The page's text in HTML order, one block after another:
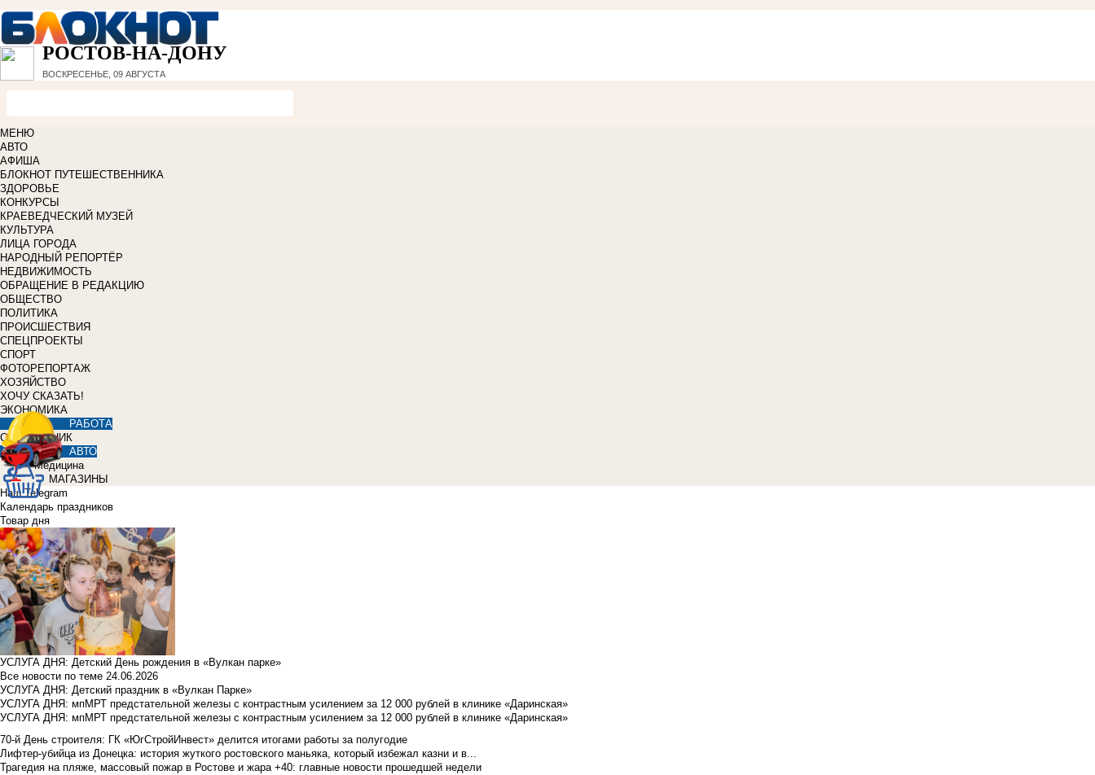
РОСТОВ-НА-ДОНУ
ВОСКРЕСЕНЬЕ, 09 АВГУСТА
МЕНЮ
АВТО
АФИША
БЛОКНОТ ПУТЕШЕСТВЕННИКА
ЗДОРОВЬЕ
КОНКУРСЫ
КРАЕВЕДЧЕСКИЙ МУЗЕЙ
КУЛЬТУРА
ЛИЦА ГОРОДА
НАРОДНЫЙ РЕПОРТЁР
НЕДВИЖИМОСТЬ
ОБРАЩЕНИЕ В РЕДАКЦИЮ
ОБЩЕСТВО
ПОЛИТИКА
ПРОИСШЕСТВИЯ
СПЕЦПРОЕКТЫ
СПОРТ
ФОТОРЕПОРТАЖ
ХОЗЯЙСТВО
ХОЧУ СКАЗАТЬ!
ЭКОНОМИКА
РАБОТА
СПРАВОЧНИК
АВТО
Медицина
МАГАЗИНЫ
Наш Telegram
Календарь праздников
Товар дня
УСЛУГА ДНЯ: Детский День рождения в «Вулкан парке»
Все новости по теме 24.06.2026
УСЛУГА ДНЯ: Детский праздник в «Вулкан Парке»
УСЛУГА ДНЯ: мпМРТ предстательной железы с контрастным усилением за 12 000 рублей в клинике «Даринская»
УСЛУГА ДНЯ: мпМРТ предстательной железы с контрастным усилением за 12 000 рублей в клинике «Даринская»
70-й День строителя: ГК «ЮгСтройИнвест» делится итогами работы за полугодие
Лифтер-убийца из Донецка: история жуткого ростовского маньяка, который избежал казни и в...
Трагедия на пляже, массовый пожар в Ростове и жара +40: главные новости прошедшей недели